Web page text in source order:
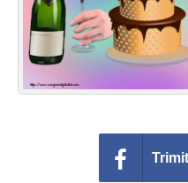
Felicitari muzicale
Felicitari animate
Invitatii personalizate